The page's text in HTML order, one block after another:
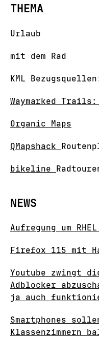
THEMA
Urlaub
mit dem Rad
KML
Waymarked Trails:
Organic Maps
QMapshack
bikeline
NEWS
Aufregung um
Firefox 115 mit
Youtube zwingt
Adblocker
ja auch
Smartphones
Klassenzimmern